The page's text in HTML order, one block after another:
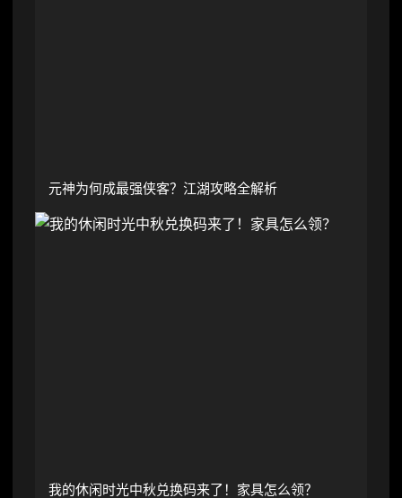
元神为何成最强侠客？江湖攻略全解析
我的休闲时光中秋兑换码来了！家具怎么领？